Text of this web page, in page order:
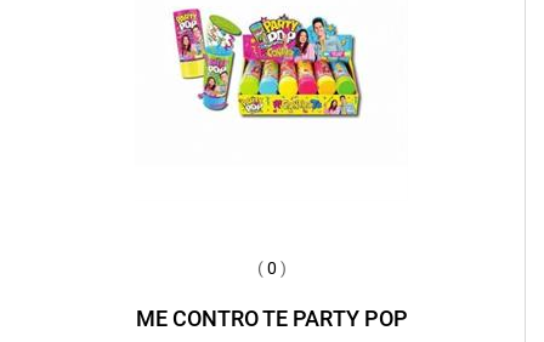
(0 )
ME CONTRO TE PARTY POP